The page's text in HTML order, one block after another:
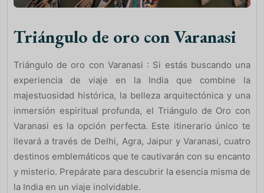
Triángulo de oro con Varanasi
Triángulo de oro con Varanasi : Si estás buscando una
experiencia de viaje en la India que combine la
majestuosidad histórica, la belleza arquitectónica y una
inmersión espiritual profunda, el Triángulo de Oro con
Varanasi es la opción perfecta. Este itinerario único te
llevará a través de Delhi, Agra, Jaipur y Varanasi, cuatro
destinos emblemáticos que te cautivarán con su encanto
y misterio. Prepárate para descubrir la esencia misma de
la India en un viaje inolvidable.